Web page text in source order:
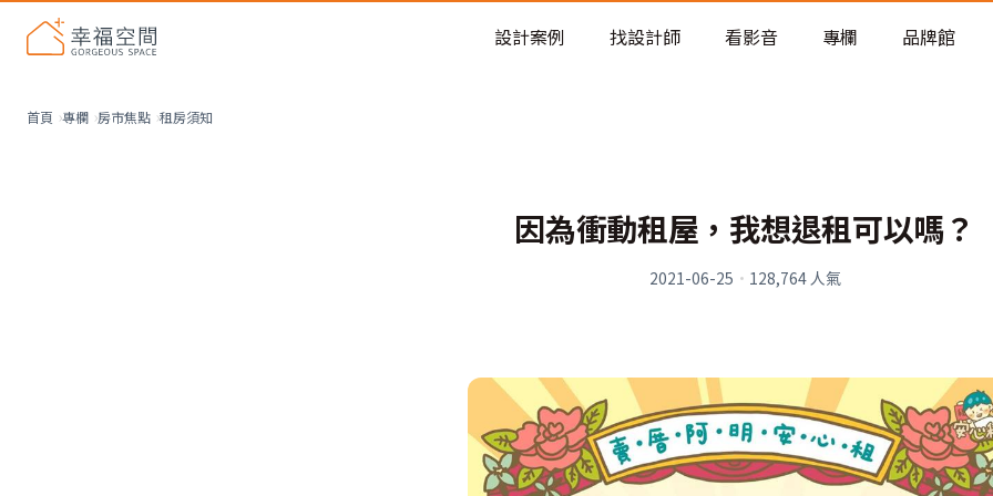
老屋預算分配與高 CP 值煥新術
設計案例 找設計師 看影音 專欄 品牌館
首頁 專欄 房市焦點 租房須知
因為衝動租屋，我想退租可以嗎？
2021-06-25 · 128,764人氣